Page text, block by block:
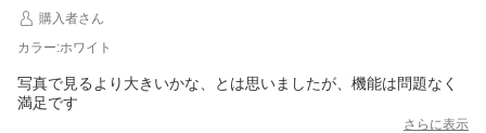
今後も変わらぬご愛顧のほど、よろしくお願いいたします。
購入者さん
カラー:ホワイト
写真で見るより大きいかな、とは思いましたが、機能は問題なく
満足です
さらに表示